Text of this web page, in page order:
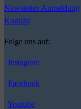
Newsletter-Anmeldung
Kontakt
Folge uns auf:
Instagram
Facebook
Youtube